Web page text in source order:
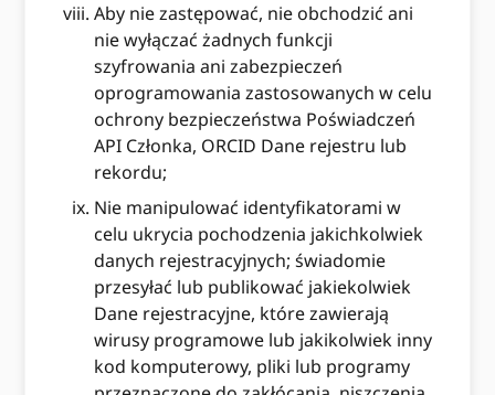
Aby nie zastępować, nie obchodzić ani
nie wyłączać żadnych funkcji
szyfrowania ani zabezpieczeń
oprogramowania zastosowanych w celu
ochrony bezpieczeństwa Poświadczeń
API Członka, ORCID Dane rejestru lub
rekordu;
Nie manipulować identyfikatorami w
celu ukrycia pochodzenia jakichkolwiek
danych rejestracyjnych; świadomie
przesyłać lub publikować jakiekolwiek
Dane rejestracyjne, które zawierają
wirusy programowe lub jakikolwiek inny
kod komputerowy, pliki lub programy